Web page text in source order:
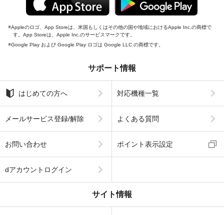
Appleのロゴ、App Storeは、米国もしくはその他の国や地域におけるApple Inc.の商標で
す。App Storeは、Apple Inc.のサービスマークです。
Google Play および Google Play ロゴは Google LLC の商標です。
サポート情報
はじめての方へ 対応機種一覧
メールサービス登録/解除 よくある質問
お問い合わせ ポイント表示設定
dアカウントログイン
サイト情報